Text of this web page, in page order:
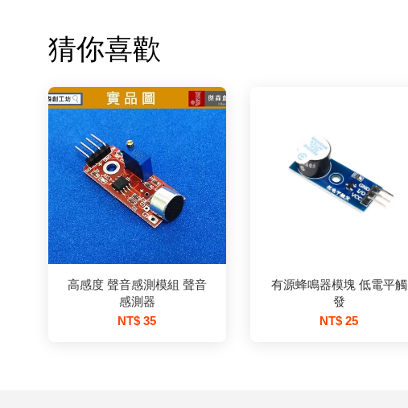
猜你喜歡
高感度 聲音感測模組 聲音
感測器
NT$ 35
有源蜂鳴器模塊 低電平觸
發
NT$ 25